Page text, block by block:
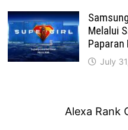
Melalui
Paparan
July
Alexa Rank